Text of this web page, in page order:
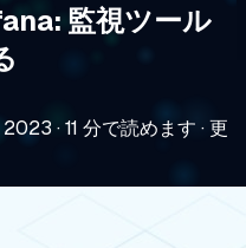
監視ツール
2023 ·11 分で読めます ·更